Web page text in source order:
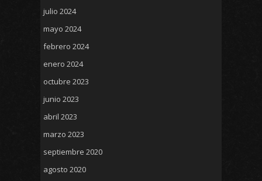
julio 2024
mayo 2024
febrero 2024
enero 2024
octubre 2023
junio 2023
abril 2023
marzo 2023
septiembre 2020
agosto 2020